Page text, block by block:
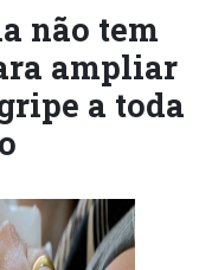
não tem
ampliar
a toda